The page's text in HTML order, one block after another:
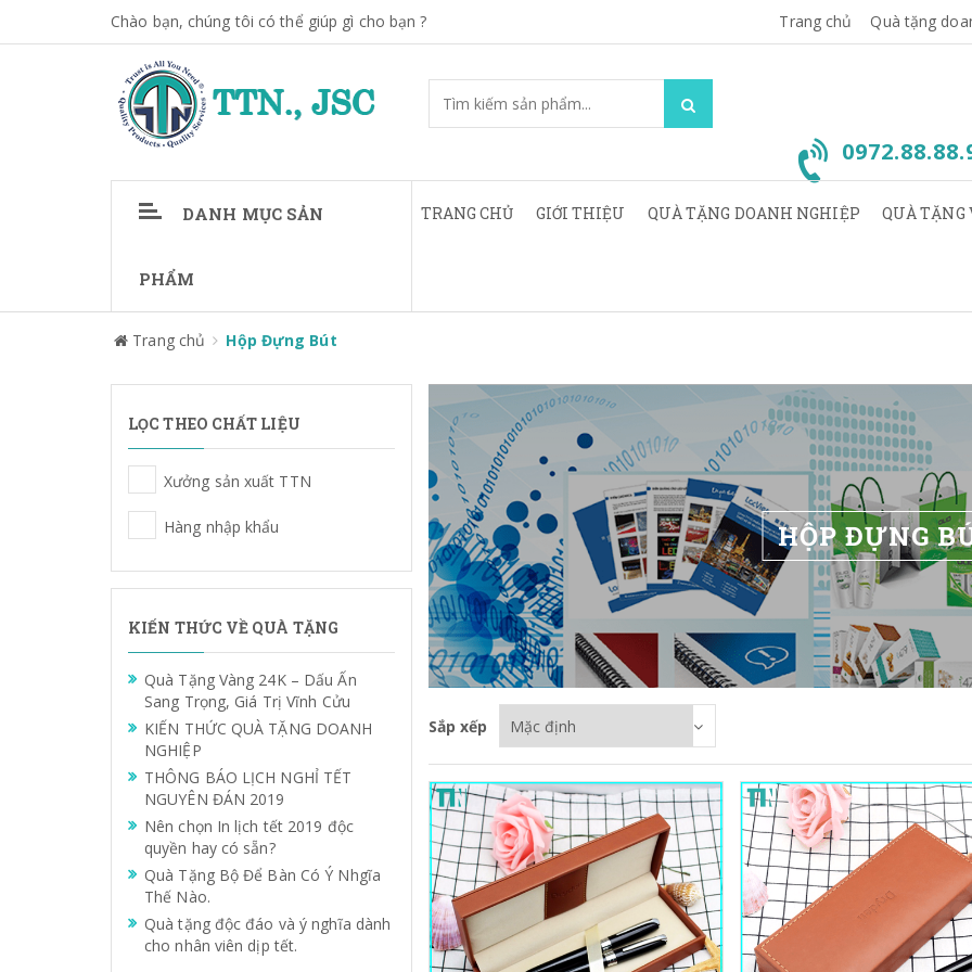
Chào bạn, chúng tôi có thể giúp gì cho bạn ? Trang chủ Quà tặng
DANH MỤC SẢN
PHẨM
TRANG CHỦ GIỚI THIỆU QUÀ TẶNG DOANH NGHIỆP QUÀ TẶNG
Trang chủ Hộp Đựng Bút
HỘP ĐỰNG
Sắp xếp
LỌC THEO CHẤT LIỆU
Xưởng sản xuất TTN
Hàng nhập khẩu
KIẾN THỨC VỀ QUÀ TẶNG
Quà Tặng Vàng 24K – Dấu Ấn
Sang Trọng, Giá Trị Vĩnh Cửu
KIẾN THỨC QUÀ TẶNG DOANH
NGHIỆP
THÔNG BÁO LỊCH NGHỈ TẾT
NGUYÊN ĐÁN 2019
Nên chọn In lịch tết 2019 độc
quyền hay có sẵn?
Quà Tặng Bộ Để Bàn Có Ý Nhgĩa
Thế Nào.
Quà tặng độc đáo và ý nghĩa dành
cho nhân viên dịp tết.